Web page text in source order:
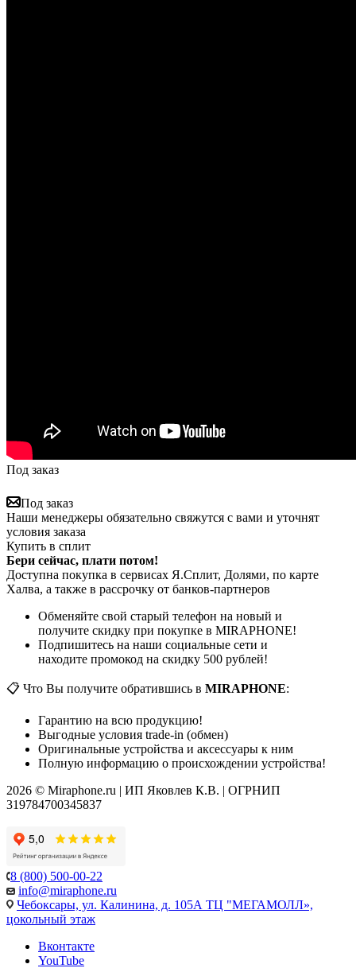
Под заказ
Под заказ
Наши менеджеры обязательно свяжутся с вами и уточнят
условия заказа
Купить в сплит
Бери сейчас, плати потом!
Доступна покупка в сервисах Я.Сплит, Долями, по карте
Халва, а также в рассрочку от банков-партнеров
Обменяйте свой старый телефон на новый и
получите скидку при покупке в MIRAPHONE!
Подпишитесь на наши социальные сети и
находите промокод на скидку 500 рублей!
📋 Что Вы получите обратившись в MIRAPHONE:
Гарантию на всю продукцию!
Выгодные условия trade-in (обмен)
Оригинальные устройства и аксессуары к ним
Полную информацию о происхождении устройства!
2026 © Miraphone.ru | ИП Яковлев К.В. | ОГРНИП
319784700345837
8 (800) 500-00-22
info@miraphone.ru
Чебоксары, ул. Калинина, д. 105А ТЦ "МЕГАМОЛЛ»,
цокольный этаж
Вконтакте
YouTube